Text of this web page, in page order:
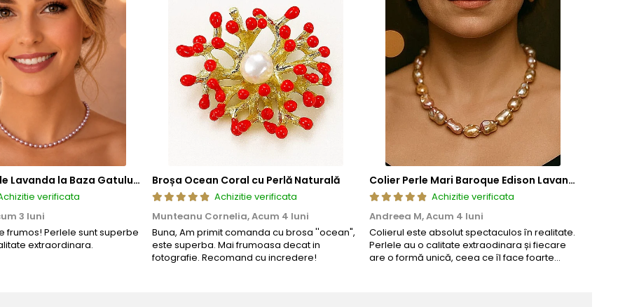
Colier cu Perle Lavanda la Baza Gatului, de 4-5 mm, Perle Rare, Calitate AAA+, Aur 14K | KASKADDA®
verificata
3 luni
frumos! Perlele sunt superbe
extraordinara.
Broșa Ocean Coral cu Perlă Naturală
Achizitie verificata
Munteanu Cornelia,Acum 4 luni
Buna, Am primit comanda cu brosa ''ocean",
este superba. Mai frumoasa decat in
fotografie. Recomand cu incredere!
Colier Perle Mari Baroque Edison Lavandă, Calitatea AAA, Aur 14K | KASKADDA®
Achizitie verificata
Andreea M,Acum 4 luni
Colierul este absolut spectaculos în realitate.
Perlele au o calitate extraodinara și fiecare
are o formă unică, ceea ce îl face foarte